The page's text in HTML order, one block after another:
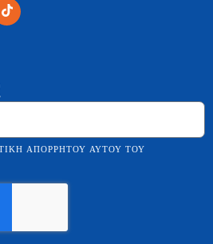
ΑΠΟΡΡΉΤΟΥ ΑΥΤΟΎ ΤΟΥ